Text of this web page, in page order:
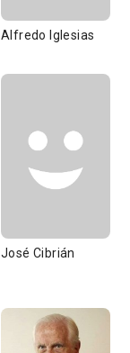
Alfredo Iglesias
José Cibrián